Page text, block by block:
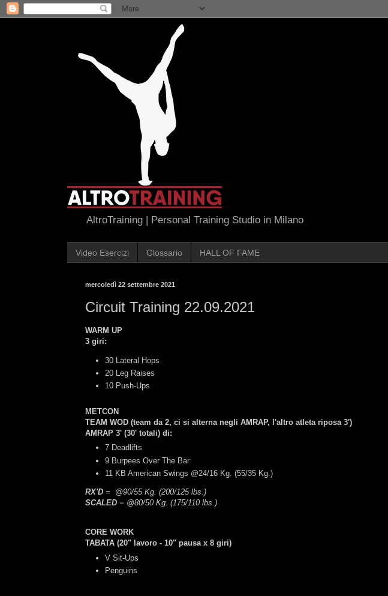
AltroTraining | Personal Training Studio in Milano
Video Esercizi Glossario HALL OF FAME
mercoledì 22 settembre 2021
Circuit Training 22.09.2021
WARM UP
3 giri:
30 Lateral Hops
20 Leg Raises
10 Push-Ups
METCON
TEAM WOD (team da 2, ci si alterna negli AMRAP, l'altro atleta riposa 3')
AMRAP 3' (30' totali) di:
7 Deadlifts
9 Burpees Over The Bar
11 KB American Swings @24/16 Kg. (55/35 Kg.)
RX'D = @90/55 Kg. (200/125 lbs.)
SCALED = @80/50 Kg. (175/110 lbs.)
CORE WORK
TABATA (20" lavoro - 10" pausa x 8 giri)
V Sit-Ups
Penguins